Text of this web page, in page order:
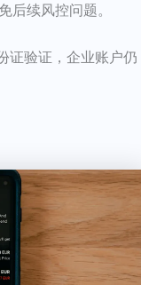
后续风控问题。
证验证，企业账户仍